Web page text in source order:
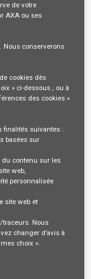
recherche
collectives F/H
Santé et
assurance
et Santé
de votre
AXA ou ses
Nous conserverons
cookies dès
» ci-dessous ; ou à
des cookies »
finalités suivantes :
basées sur
du contenu sur les
web,
personnalisée
site web et
traceurs. Nous
changer d’avis à
choix ».